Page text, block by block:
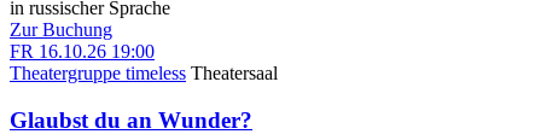
in russischer Sprache
Zur Buchung
FR 16.10.26 19:00
Theatergruppe timeless Theatersaal
Glaubst du an Wunder?